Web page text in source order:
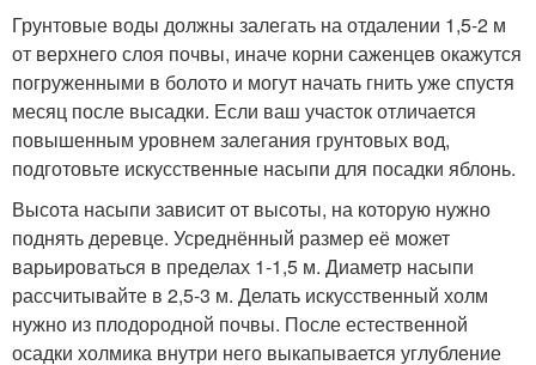
Грунтовые воды должны залегать на отдалении 1,5-2 м
от верхнего слоя почвы, иначе корни саженцев окажутся
погруженными в болото и могут начать гнить уже спустя
месяц после высадки. Если ваш участок отличается
повышенным уровнем залегания грунтовых вод,
подготовьте искусственные насыпи для посадки яблонь.
Высота насыпи зависит от высоты, на которую нужно
поднять деревце. Усреднённый размер её может
варьироваться в пределах 1-1,5 м. Диаметр насыпи
рассчитывайте в 2,5-3 м. Делать искусственный холм
нужно из плодородной почвы. После естественной
осадки холмика внутри него выкапывается углубление